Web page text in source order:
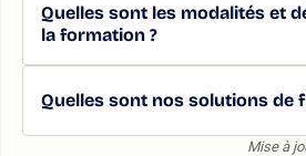
Quelles sont les modalités et
la formation ?
Quelles sont nos solutions de
Mise à